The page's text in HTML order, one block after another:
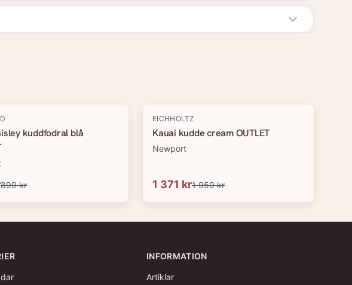
kuddfodral blå
899 kr
-30%
EICHHOLTZ
Kauai kudde cream OUTLET
Newport
1 371 kr1 959 kr
INFORMATION
Artiklar